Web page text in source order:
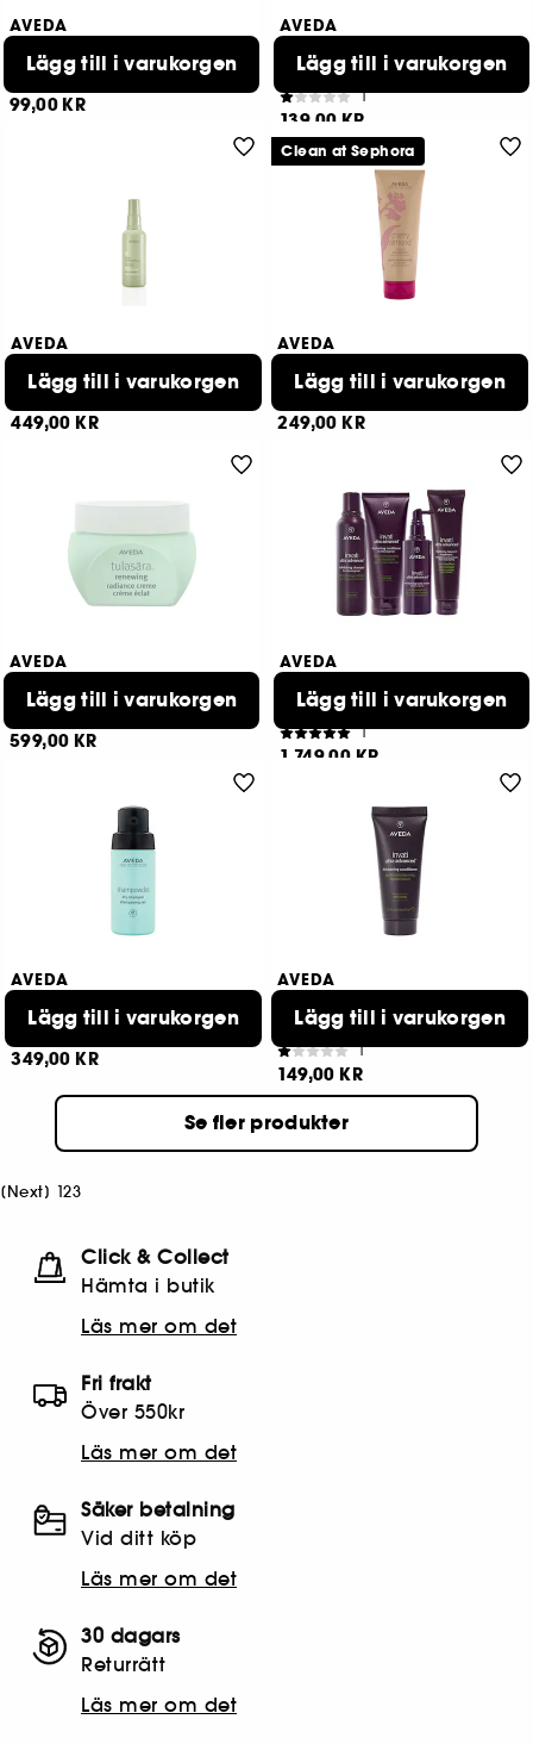
AVEDA
Masque Light Moisture
99,00 KR
Lägg till i varukorgen
AVEDA
Exfoliating Shampoo Rich
Travel Size
1
139,00 KR
Lägg till i varukorgen
AVEDA
Volumizing Style Prep
449,00 KR
Lägg till i varukorgen
AVEDA
Conditioner
249,00 KR
Lägg till i varukorgen
Clean at Sephora
AVEDA
Renewing Radiance Creme
599,00 KR
Lägg till i varukorgen
AVEDA
System
Set Rich
1
1.749,00 KR
Lägg till i varukorgen
AVEDA
Dry Shampoo
349,00 KR
Lägg till i varukorgen
AVEDA
Thickening Conditioner Rich
Travel Size
1
149,00 KR
Lägg till i varukorgen
Se fler produkter
[Next] 123
Click & Collect
Hämta i butik​
Läs mer om det
Fri frakt
Över 550kr
Läs mer om det
Säker betalning
Vid ditt köp
Läs mer om det
30 dagars
Returrätt
Läs mer om det